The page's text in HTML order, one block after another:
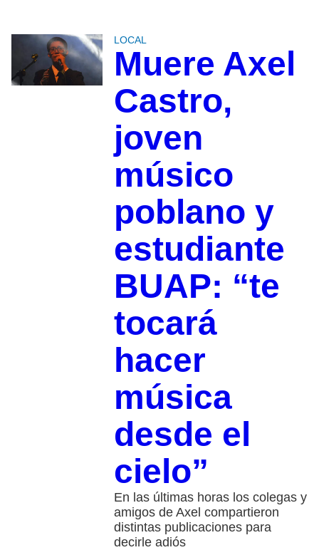
LOCAL
Muere Axel
Castro,
joven
músico
poblano y
estudiante
BUAP: “te
tocará
hacer
música
desde el
cielo”
En las últimas horas los colegas y
amigos de Axel compartieron
distintas publicaciones para
decirle adiós